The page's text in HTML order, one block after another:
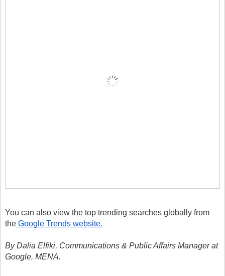
You can also view the top trending searches globally from
the Google Trends website.
By Dalia Elfiki, Communications & Public Affairs Manager at
Google, MENA.